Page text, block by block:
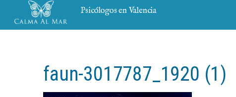
Psicólogos en Valencia
faun-3017787_1920 (1)